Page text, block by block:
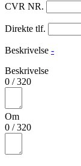
CVR NR.
Direkte tlf.
Beskrivelse -
Beskrivelse
0 /320
Om
0 /320